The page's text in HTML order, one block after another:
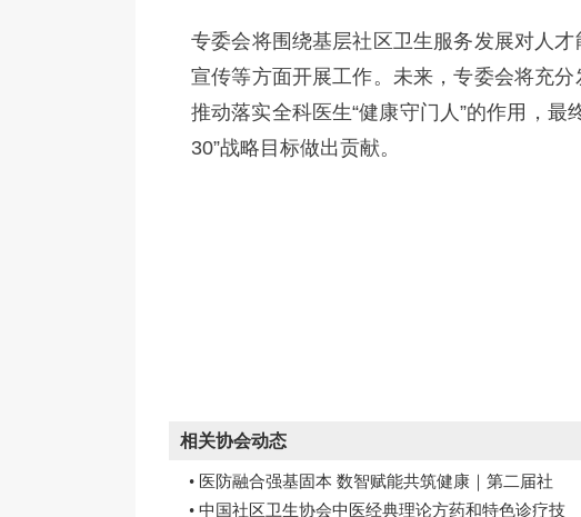
专委会将围绕基层社区卫生服务发展对人
宣传等方面开展工作。未来，专委会将充
推动落实全科医生“健康守门人”的作用，
30”战略目标做出贡献。
相关协会动态
• 医防融合强基固本 数智赋能共筑健康｜第二届社
• 中国社区卫生协会中医经典理论方药和特色诊疗技